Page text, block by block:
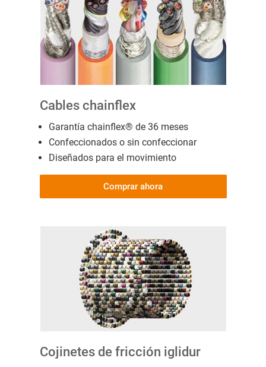
Cables chainflex
Garantía chainflex® de 36 meses
Confeccionados o sin confeccionar
Diseñados para el movimiento
Comprar ahora
Cojinetes de fricción iglidur